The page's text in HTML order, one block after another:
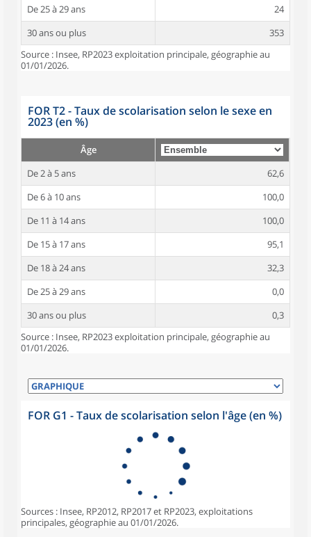
De 25 à 29 ans
24
30 ans ou plus
353
Source : Insee, RP2023 exploitation principale, géographie au
01/01/2026.
FOR T2 - Taux de scolarisation selon le sexe en
2023 (en %)
Âge
De 2 à 5 ans
62,6
De 6 à 10 ans
100,0
De 11 à 14 ans
100,0
De 15 à 17 ans
95,1
De 18 à 24 ans
32,3
De 25 à 29 ans
0,0
30 ans ou plus
0,3
Source : Insee, RP2023 exploitation principale, géographie au
01/01/2026.
FOR G1 - Taux de scolarisation selon l'âge (en %)
Sources : Insee, RP2012, RP2017 et RP2023, exploitations
principales, géographie au 01/01/2026.